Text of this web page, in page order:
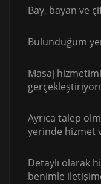
Bay, bayan ve
Bulunduğum
Masaj
Ayrıca talep
yerinde hizmet
Detaylı olarak
benimle